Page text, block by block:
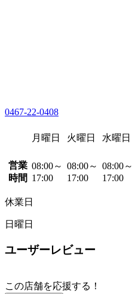
0467-22-0408
月曜日 火曜日 水曜日
営業
時間
08:00～
17:00
08:00～
17:00
08:00～
17:00
休業日
日曜日
ユーザーレビュー
この店舗を応援する！